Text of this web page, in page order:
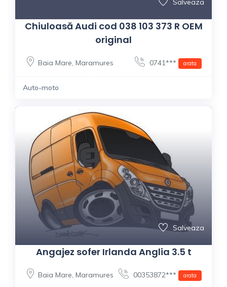
Salveaza
Chiuloasă Audi cod 038 103 373 R OEM
original
Baia Mare, Maramures 0741*** arata
Auto-moto
Salveaza
Angajez sofer Irlanda Anglia 3.5 t
Baia Mare, Maramures 00353872*** arata